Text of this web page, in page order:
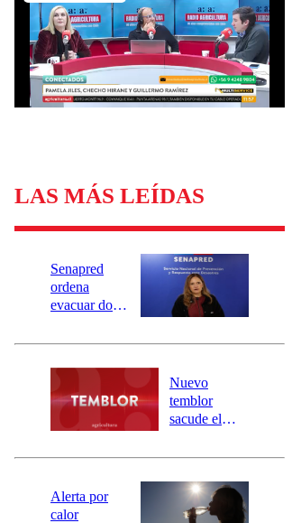
Universidad de Chile
Sustentabilidad
LAS MÁS LEÍDAS
Senapred
ordena
evacuar dos
Carahue por
río Damas:
activa
mensajería
SAE
Nuevo
temblor
sacude el
revisa la
epicentro
Alerta por
calor